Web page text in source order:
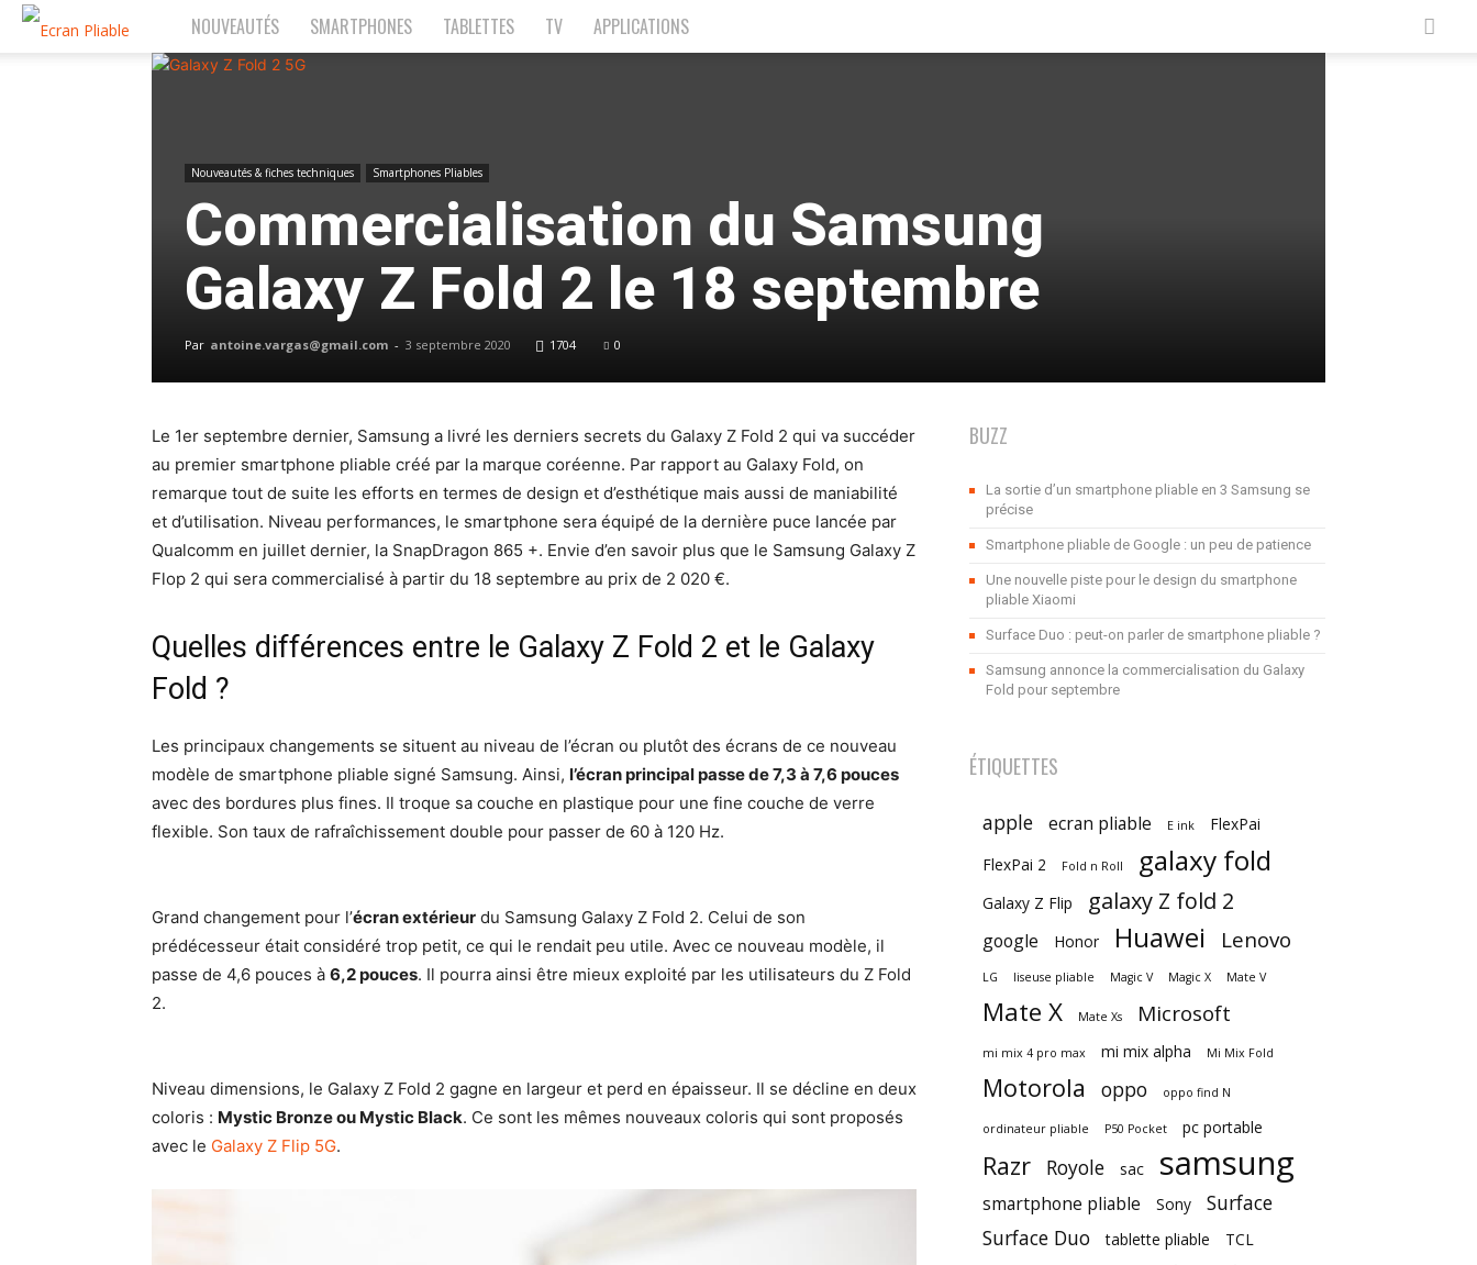
EcranPliable.com
NOUVEAUTÉS SMARTPHONES TABLETTES TV APPLICATIONS
Nouveautés & fiches techniques Smartphones Pliables
Commercialisation du Samsung
Galaxy Z Fold 2 le 18 septembre
Par antoine.vargas@gmail.com - 3 septembre 2020 1704 0
Le 1er septembre dernier, Samsung a livré les derniers secrets du Galaxy Z Fold 2 qui va succéder
au premier smartphone pliable créé par la marque coréenne. Par rapport au Galaxy Fold, on
remarque tout de suite les efforts en termes de design et d’esthétique mais aussi de maniabilité
et d’utilisation. Niveau performances, le smartphone sera équipé de la dernière puce lancée par
Qualcomm en juillet dernier, la SnapDragon 865 +. Envie d’en savoir plus que le Samsung Galaxy Z
Flop 2 qui sera commercialisé à partir du 18 septembre au prix de 2 020 €.
Quelles différences entre le Galaxy Z Fold 2 et le Galaxy
Fold ?
Les principaux changements se situent au niveau de l’écran ou plutôt des écrans de ce nouveau
modèle de smartphone pliable signé Samsung. Ainsi, l’écran principal passe de 7,3 à 7,6 pouces
avec des bordures plus fines. Il troque sa couche en plastique pour une fine couche de verre
flexible. Son taux de rafraîchissement double pour passer de 60 à 120 Hz.
Grand changement pour l’écran extérieur du Samsung Galaxy Z Fold 2. Celui de son
prédécesseur était considéré trop petit, ce qui le rendait peu utile. Avec ce nouveau modèle, il
passe de 4,6 pouces à 6,2 pouces. Il pourra ainsi être mieux exploité par les utilisateurs du Z Fold
2.
Niveau dimensions, le Galaxy Z Fold 2 gagne en largeur et perd en épaisseur. Il se décline en deux
coloris : Mystic Bronze ou Mystic Black. Ce sont les mêmes nouveaux coloris qui sont proposés
avec le Galaxy Z Flip 5G.
BUZZ
La sortie d’un smartphone pliable en 3 Samsung se
précise
Smartphone pliable de Google : un peu de patience
Une nouvelle piste pour le design du smartphone
pliable Xiaomi
Surface Duo : peut-on parler de smartphone pliable ?
Samsung annonce la commercialisation du Galaxy
Fold pour septembre
ÉTIQUETTES
apple ecran pliable E ink
FlexPai
FlexPai 2
Fold n Roll galaxy fold
Galaxy Z Flip galaxy Z fold 2
google Honor Huawei Lenovo
LG liseuse pliable Magic V Magic X Mate V
Mate X Mate Xs Microsoft
mi mix 4 pro max mi mix alpha Mi Mix Fold
Motorola oppo oppo find N
ordinateur pliable P50 Pocket pc portable
Razr Royole sac samsung
smartphone pliable Sony
Surface
Surface Duo
tablette pliable
TCL